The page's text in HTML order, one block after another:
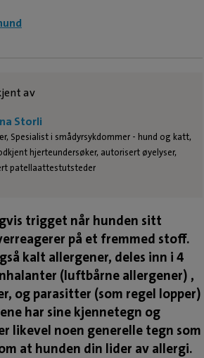
av
Storli
Spesialist i smådyrsykdommer - hund og katt,
hjerteundersøker, autorisert øyelyser,
patellaattestutsteder
trigget når hunden sitt
på et fremmed stoff.
kalt allergener, deles inn i 4
(luftbårne allergener) ,
og parasitter (som regel lopper)
har sine kjennetegn og
likevel noen generelle tegn som
at hunden din lider av allergi.